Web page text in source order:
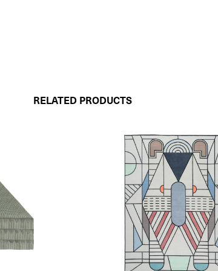
RELATED PRODUCTS